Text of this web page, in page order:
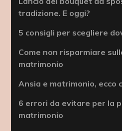
tradizione. E oggi?
5 consigli per scegliere
Come non risparmiare
matrimonio
Ansia e matrimonio, ecco
6 errori da evitare per la
matrimonio